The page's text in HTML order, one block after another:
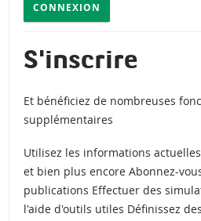
CONNEXION
S'inscrire
Et bénéficiez de nombreuses
supplémentaires
Utilisez les informations
et bien plus encore Abonnez-
publications Effectuer des
l'aide d'outils utiles Définissez